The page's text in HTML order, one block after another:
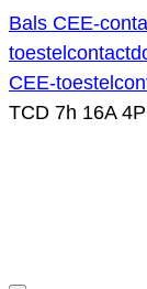
Bals CEE-
CEE-
TCD 7h 16A